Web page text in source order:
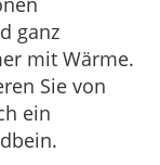
ganz
mit Wärme.
Sie von
ein